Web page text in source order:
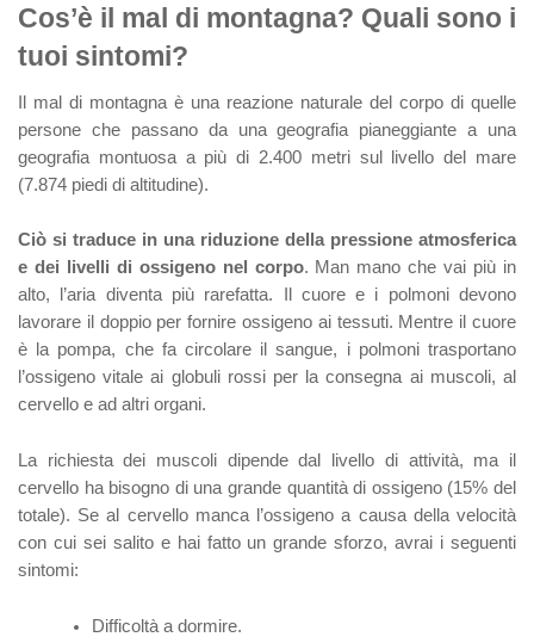
Cos’è il mal di montagna? Quali sono i
tuoi sintomi?
Il mal di montagna è una reazione naturale del corpo di quelle
persone che passano da una geografia pianeggiante a una
geografia montuosa a più di 2.400 metri sul livello del mare
(7.874 piedi di altitudine).
Ciò si traduce in una riduzione della pressione atmosferica
e dei livelli di ossigeno nel corpo. Man mano che vai più in
alto, l’aria diventa più rarefatta. Il cuore e i polmoni devono
lavorare il doppio per fornire ossigeno ai tessuti. Mentre il cuore
è la pompa, che fa circolare il sangue, i polmoni trasportano
l’ossigeno vitale ai globuli rossi per la consegna ai muscoli, al
cervello e ad altri organi.
La richiesta dei muscoli dipende dal livello di attività, ma il
cervello ha bisogno di una grande quantità di ossigeno (15% del
totale). Se al cervello manca l’ossigeno a causa della velocità
con cui sei salito e hai fatto un grande sforzo, avrai i seguenti
sintomi:
Difficoltà a dormire.